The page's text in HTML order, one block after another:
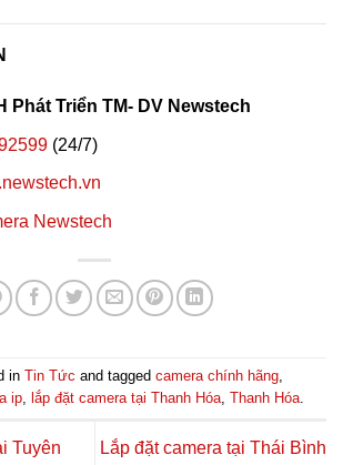
Phát Triển TM- DV Newstech
(24/7)
Newstech
in Tin Tức and tagged camera chính hãng,
ip, lắp đặt camera tại Thanh Hóa, Thanh Hóa.
Tuyên
Lắp đặt camera tại Thái Bình